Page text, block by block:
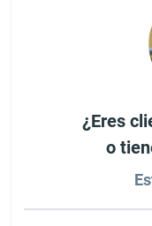
¿Eres
o